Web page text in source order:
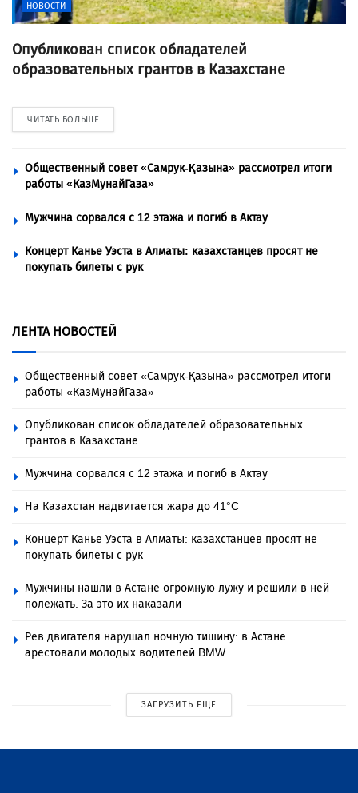
НОВОСТИ
Опубликован список обладателей
образовательных грантов в Казахстане
ЧИТАТЬ БОЛЬШЕ
Общественный совет «Самрук-Қазына» рассмотрел итоги
работы «КазМунайГаза»
Мужчина сорвался с 12 этажа и погиб в Актау
Концерт Канье Уэста в Алматы: казахстанцев просят не
покупать билеты с рук
ЛЕНТА НОВОСТЕЙ
Общественный совет «Самрук-Қазына» рассмотрел итоги
работы «КазМунайГаза»
Опубликован список обладателей образовательных
грантов в Казахстане
Мужчина сорвался с 12 этажа и погиб в Актау
На Казахстан надвигается жара до 41°C
Концерт Канье Уэста в Алматы: казахстанцев просят не
покупать билеты с рук
Мужчины нашли в Астане огромную лужу и решили в ней
полежать. За это их наказали
Рев двигателя нарушал ночную тишину: в Астане
арестовали молодых водителей BMW
ЗАГРУЗИТЬ ЕЩЕ